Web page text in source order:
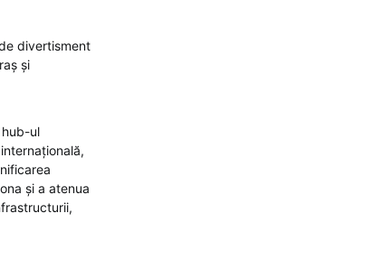
divertisment
și
ul
și a atenua